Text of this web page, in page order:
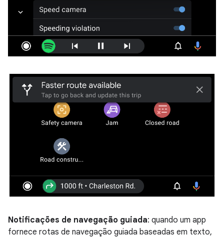
Notificações de navegação guiada: quando um app
fornece rotas de navegação guiada baseadas em texto,